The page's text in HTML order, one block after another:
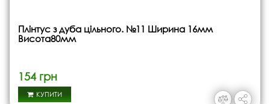
Плінтус з дуба цільного. №11 Ширина 16мм
Висота80мм
154 грн
КУПИТИ